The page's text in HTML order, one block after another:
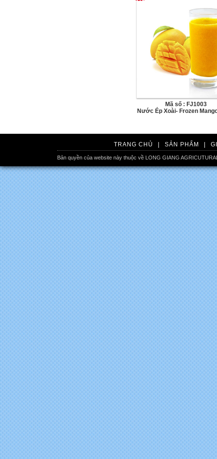
Mã số : FJ1003
Nước Ép Xoài- Frozen
TRANG CHỦ SẢN PHẨM
Bản quyền của website này thuộc về LONG GIANG